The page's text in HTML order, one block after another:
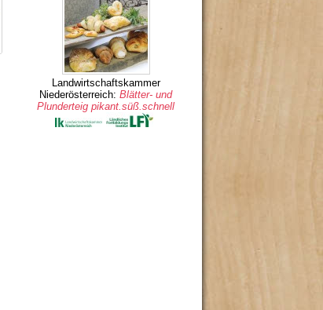
Landwirtschaftskammer
Niederösterreich:Blätter- und
Plunderteig pikant.süß.schnell